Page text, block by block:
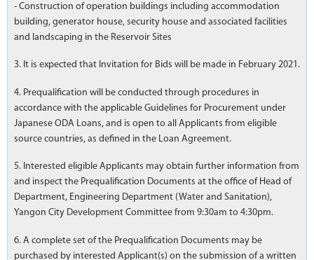
- Construction of operation buildings including accommodation
building, generator house, security house and associated facilities
and landscaping in the Reservoir Sites
3. It is expected that Invitation for Bids will be made in February 2021.
4. Prequalification will be conducted through procedures in
accordance with the applicable Guidelines for Procurement under
Japanese ODA Loans, and is open to all Applicants from eligible
source countries, as defined in the Loan Agreement.
5. Interested eligible Applicants may obtain further information from
and inspect the Prequalification Documents at the office of Head of
Department, Engineering Department (Water and Sanitation),
Yangon City Development Committee from 9:30am to 4:30pm.
6. A complete set of the Prequalification Documents may be
purchased by interested Applicant(s) on the submission of a written